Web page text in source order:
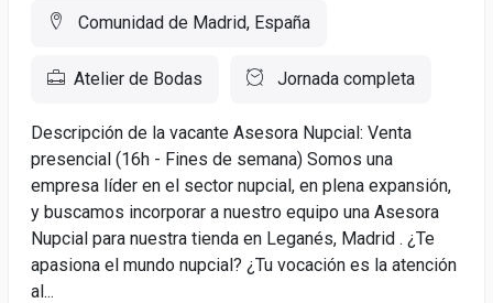
Comunidad de Madrid, España
Atelier de Bodas Jornada completa
Descripción de la vacante Asesora Nupcial: Venta
presencial (16h - Fines de semana) Somos una
empresa líder en el sector nupcial, en plena expansión,
y buscamos incorporar a nuestro equipo una Asesora
Nupcial para nuestra tienda en Leganés, Madrid . ¿Te
apasiona el mundo nupcial? ¿Tu vocación es la atención
al...